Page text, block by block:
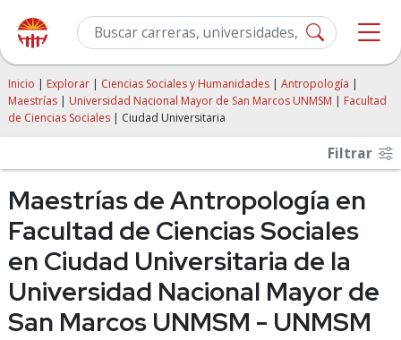
Inicio | Explorar | Ciencias Sociales y Humanidades | Antropología |
Maestrías | Universidad Nacional Mayor de San Marcos UNMSM | Facultad
de Ciencias Sociales | Ciudad Universitaria
Filtrar
Maestrías de Antropología en
Facultad de Ciencias Sociales
en Ciudad Universitaria de la
Universidad Nacional Mayor de
San Marcos UNMSM - UNMSM